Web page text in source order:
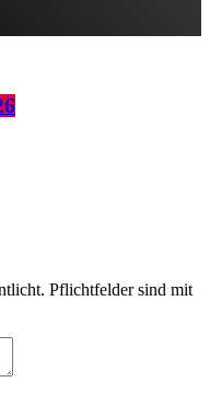
Pflichtfelder sind mit